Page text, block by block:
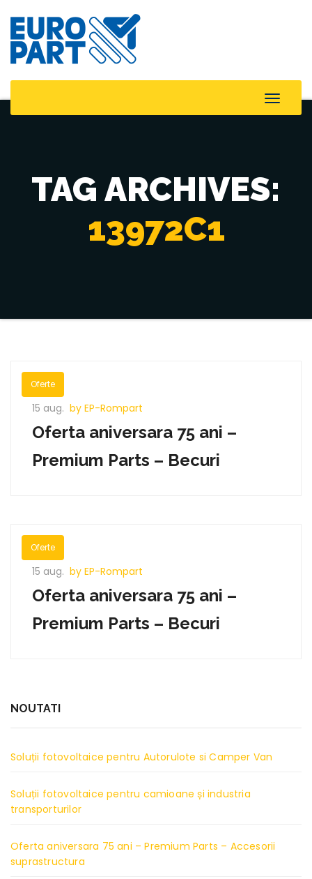
Toggle
TAG ARCHIVES:
13972C1
Oferte
15 aug. by EP-Rompart
Oferta aniversara 75 ani –
Premium Parts – Becuri
Oferte
15 aug. by EP-Rompart
Oferta aniversara 75 ani –
Premium Parts – Becuri
NOUTATI
Soluții fotovoltaice pentru Autorulote si Camper Van
Soluții fotovoltaice pentru camioane și industria
transporturilor
Oferta aniversara 75 ani – Premium Parts – Accesorii
suprastructura